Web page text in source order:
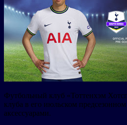
Футбольный клуб «Тоттенхэм
клуба в его июльском
аксессуарами.